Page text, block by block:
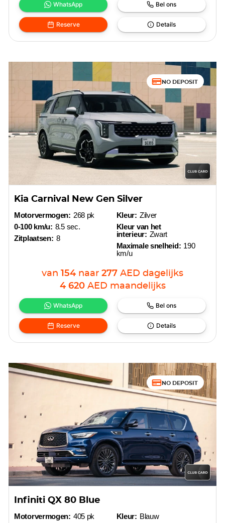
WhatsApp Bel ons
Reserve Details
NO DEPOSIT
Kia Carnival New Gen Silver
Motorvermogen: 268 pk
0-100 km/u: 8.5 sec.
Zitplaatsen: 8
Kleur: Zilver
Kleur van het
interieur: Zwart
Maximale snelheid: 190
km/u
van 154 naar 277 AED dagelijks
4 620 AED maandelijks
WhatsApp Bel ons
Reserve Details
NO DEPOSIT
Infiniti QX 80 Blue
Motorvermogen: 405 pk
Kleur: Blauw